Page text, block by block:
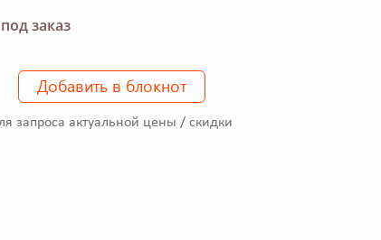
заказ
Добавить в блокнот
запроса актуальной цены / скидки